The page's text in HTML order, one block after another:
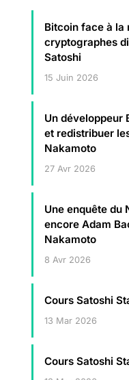
Bitcoin face à la
cryptographes
Satoshi
15 Juin 2026
Un développeur
et redistribuer
Nakamoto
27 Avr 2026
Une enquête du
encore Adam
Nakamoto
8 Avr 2026
Cours Satoshi
13 Mar 2026
Cours Satoshi